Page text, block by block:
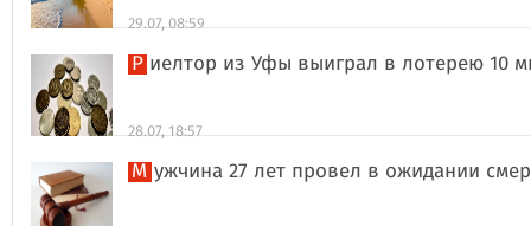
29.07, 08:59
Риелтор из Уфы выиграл в лотерею 10
28.07, 18:57
Мужчина 27 лет провел в ожидании